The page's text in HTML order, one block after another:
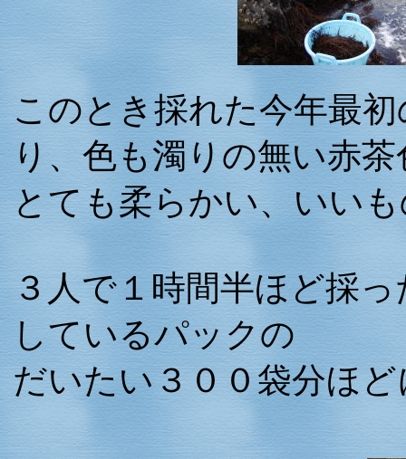
このとき採れた今年最
り、色も濁りの無い赤茶
とても柔らかい、いい
３人で１時間半ほど採
しているパックの
だいたい３００袋分ほ